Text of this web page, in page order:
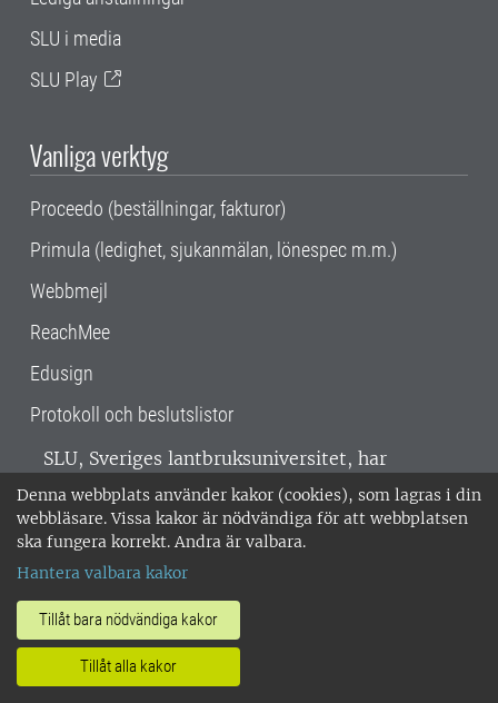
Denna webbplats använder kakor (cookies), som lagras i din
webbläsare. Vissa kakor är nödvändiga för att webbplatsen
ska fungera korrekt. Andra är valbara.
Hantera valbara kakor
Tillåt bara nödvändiga kakor
Tillåt alla kakor
SLU i media
SLU Play
Vanliga verktyg
Proceedo (beställningar, fakturor)
Primula (ledighet, sjukanmälan, lönespec m.m.)
Webbmejl
ReachMee
Edusign
Protokoll och beslutslistor
SLU, Sveriges lantbruksuniversitet, har
verksamhet över hela Sverige. Huvudorter är
Alnarp, Uppsala och Umeå.SLU är
miljöcertifierat enligt ISO 14001. •
018-67 10 00 • Org nr: 202100-2817 •
Om SLU:s webbplatser
•Hantera kakor•Behandling av
personuppgifter